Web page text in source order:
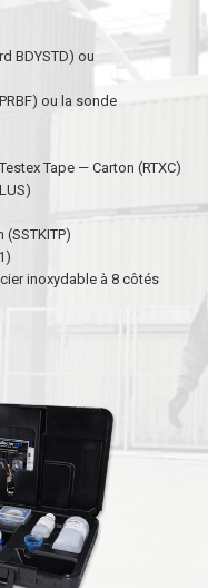
BDYSTD) ou
ou la sonde
Tape — Carton (RTXC)
(SSTKITP)
inoxydable à 8 côtés